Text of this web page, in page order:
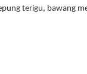
terigu, bawang